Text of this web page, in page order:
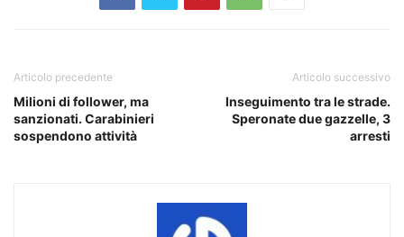
Articolo precedente
Milioni di follower, ma
sanzionati. Carabinieri
sospendono attività
Articolo successivo
Inseguimento tra le strade.
Speronate due gazzelle, 3
arresti